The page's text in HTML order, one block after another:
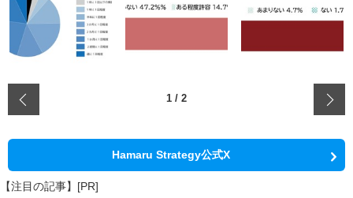
1 / 2
Hamaru Strategy公式X
【注目の記事】[PR]